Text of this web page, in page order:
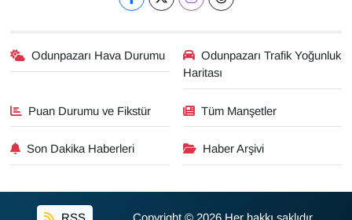
Odunpazarı Hava Durumu
Odunpazarı Trafik Yoğunluk
Haritası
Puan Durumu ve Fikstür Tüm Manşetler
Son Dakika Haberleri Haber Arşivi
RSS Copyright © 2026 Her hakkı saklıdır.